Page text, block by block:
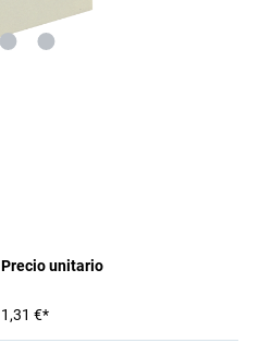
Precio unitario
1,31 €*